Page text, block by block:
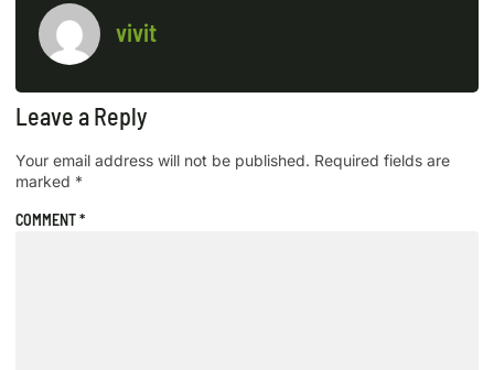
vivit
Leave a Reply
Your email address will not be published. Required fields are
marked *
COMMENT*